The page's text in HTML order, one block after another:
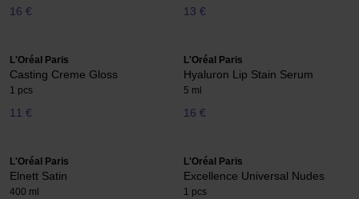
16 € 13 €
L'Oréal Paris
Casting Creme Gloss
1 pcs
11 €
L'Oréal Paris
Hyaluron Lip Stain Serum
5 ml
16 €
L'Oréal Paris
Elnett Satin
400 ml
L'Oréal Paris
Excellence Universal Nudes
1 pcs